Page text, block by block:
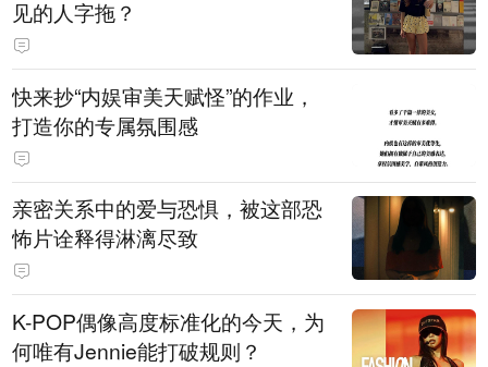
见的人字拖？
快来抄“内娱审美天赋怪”的作业，
打造你的专属氛围感
亲密关系中的爱与恐惧，被这部恐
怖片诠释得淋漓尽致
K-POP偶像高度标准化的今天，为
何唯有Jennie能打破规则？